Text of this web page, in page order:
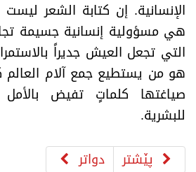
الإنسانية. إن كتابة الشعر
هي مسؤولية إنسانية جسيمة
التي تجعل العيش جديراً
هو من يستطيع جمع آلام العالم
صياغتها كلماتٍ تفيض
للبشرية.
پێشتر
دواتر